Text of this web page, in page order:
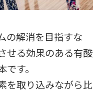
の解消を目指すな
せる効果のある有酸
す。
を取り込みながら比